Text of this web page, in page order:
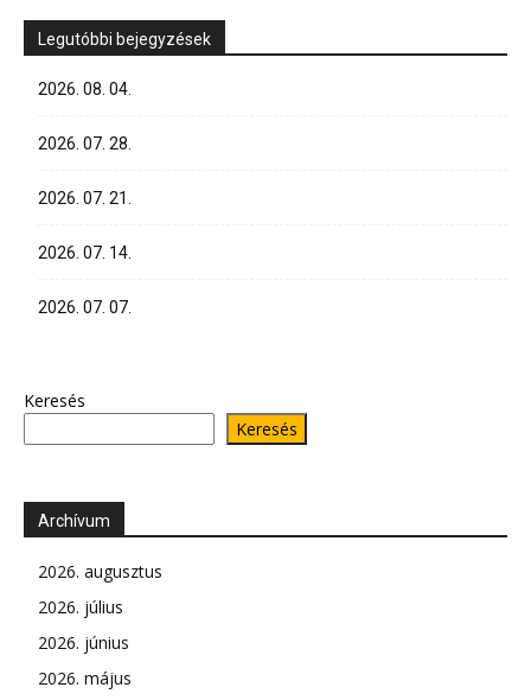
Legutóbbi bejegyzések
2026. 08. 04.
2026. 07. 28.
2026. 07. 21.
2026. 07. 14.
2026. 07. 07.
Keresés
Keresés
Archívum
2026. augusztus
2026. július
2026. június
2026. május